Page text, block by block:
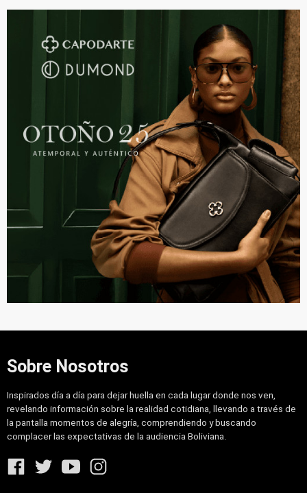
Sobre Nosotros
Inspirados día a día para dejar huella en cada lugar donde nos ven,
revelando información sobre la realidad cotidiana, llevando a través de
la pantalla momentos de alegría, comprendiendo y buscando
complacer las expectativas de la audiencia Boliviana.